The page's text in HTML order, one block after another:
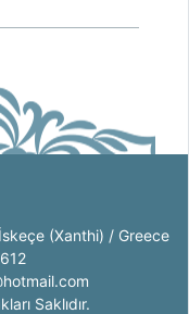
(Xanthi) / Greece
Saklıdır.